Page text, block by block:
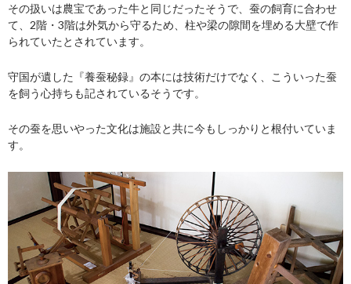
その扱いは農宝であった牛と同じだったそうで、蚕の飼育に合わせ
て、2階・3階は外気から守るため、柱や梁の隙間を埋める大壁で作
られていたとされています。
守国が遺した『養蚕秘録』の本には技術だけでなく、こういった蚕
を飼う心持ちも記されているそうです。
その蚕を思いやった文化は施設と共に今もしっかりと根付いていま
す。